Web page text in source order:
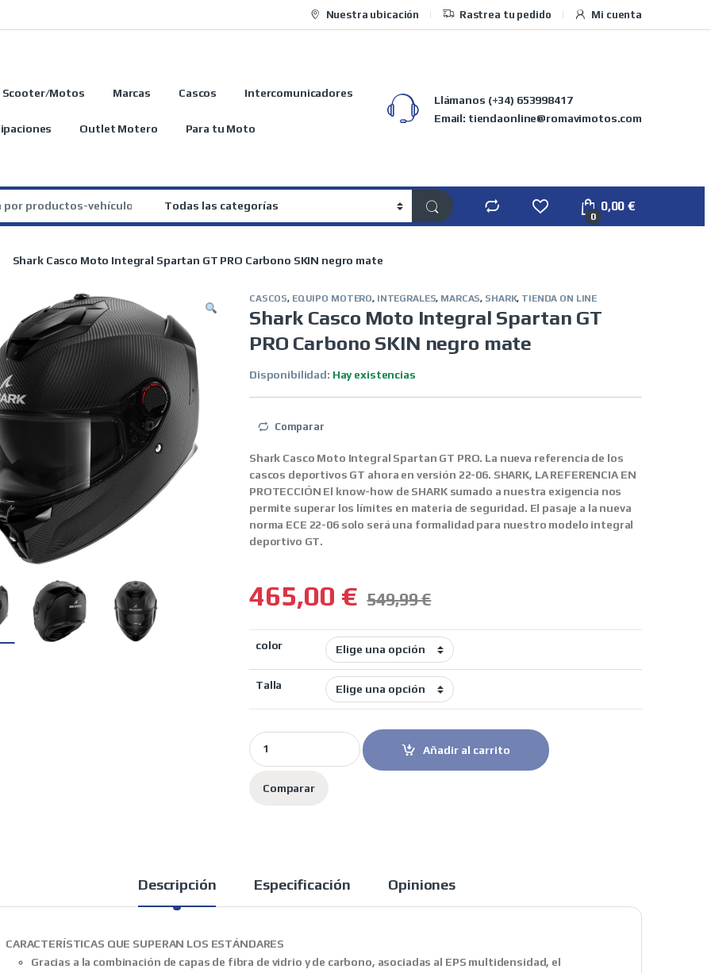
Nuestra ubicación Rastrea tu pedido Mi cuenta
Scooter/Motos Marcas Cascos Intercomunicadores
Outlet Motero Para tu Moto
Llámanos (+34) 653998417
Email: tiendaonline@romavimotos.com
0
0,00€
Shark Casco Moto Integral Spartan GT PRO Carbono SKIN negro mate
CASCOS, EQUIPO MOTERO, INTEGRALES, MARCAS, SHARK, TIENDA ON LINE
Shark Casco Moto Integral Spartan GT
PRO Carbono SKIN negro mate
Disponibilidad: Hay existencias
Comparar
Shark Casco Moto Integral Spartan GT PRO. La nueva referencia de los
cascos deportivos GT ahora en versión 22-06. SHARK, LA REFERENCIA EN
PROTECCIÓN El know-how de SHARK sumado a nuestra exigencia nos
permite superar los límites en materia de seguridad. El pasaje a la nueva
norma ECE 22-06 solo será una formalidad para nuestro modelo integral
deportivo GT.
465,00 € 549,99€
color
Talla
Shark Casco Moto Integral Spartan GT PRO Carbono SKIN negro mate quantity
Añadir al carrito
Comparar
Descripción Especificación Opiniones
CARACTERÍSTICAS QUE SUPERAN LOS ESTÁNDARES
Gracias a la combinación de capas de fibra de vidrio y de carbono, asociadas al EPS multidensidad, el